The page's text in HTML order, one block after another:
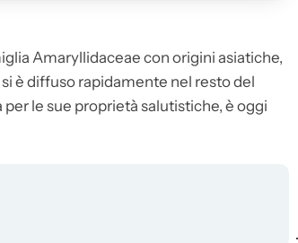
Amaryllidaceae con origini asiatiche,
è diffuso rapidamente nel resto del
le sue proprietà salutistiche, è oggi